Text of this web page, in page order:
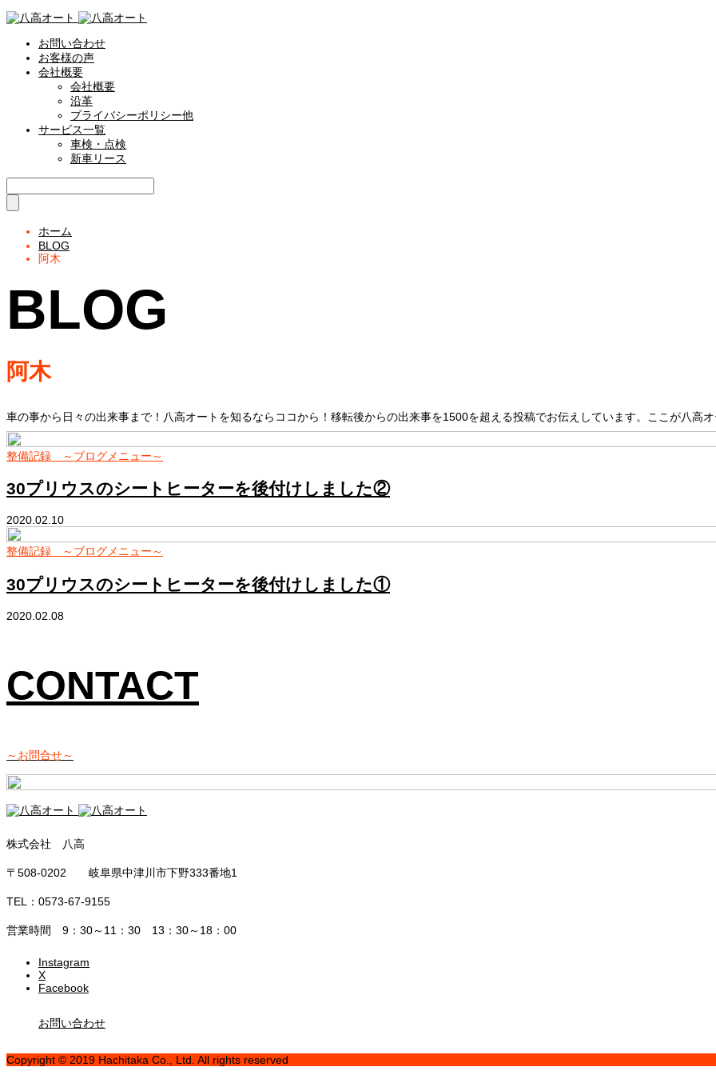
お問い合わせ
お客様の声
会社概要
会社概要
沿革
プライバシーポリシー他
サービス一覧
車検・点検
新車リース
ホーム
BLOG
阿木
BLOG
阿木
車の事から日々の出来事まで！八高オートを知るならココから！移転後からの出来事を1500を超える投稿でお伝えしています。ここが八高オ
整備記録 ～ブログメニュー～
30プリウスのシートヒーターを後付けしました②
2020.02.10
整備記録 ～ブログメニュー～
30プリウスのシートヒーターを後付けしました①
2020.02.08
CONTACT
～お問合せ～
株式会社 八高
〒508-0202 岐阜県中津川市下野333番地1
TEL：0573-67-9155
営業時間 9：30～11：30 13：30～18：00
Instagram
X
Facebook
お問い合わせ
Copyright © 2019 Hachitaka Co., Ltd. All rights reserved